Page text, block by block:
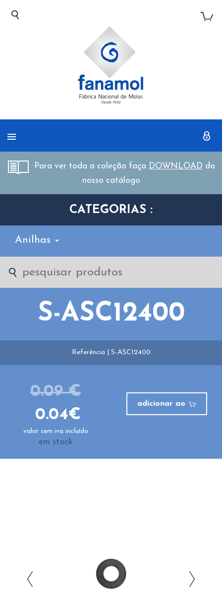
Para ver toda a coleção faça DOWNLOAD do
nosso catálogo
CATEGORIAS :
Anilhas
S-ASC12400
Referência | S-ASC12400
0.09 €
0.04€
valor sem iva incluído
em stock
adicionar ao